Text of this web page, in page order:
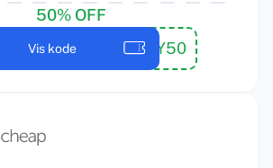
50% OFF
MAILEASY50
Vis kode